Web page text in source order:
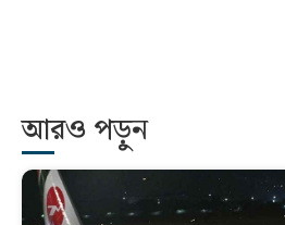
আরও পড়ুন